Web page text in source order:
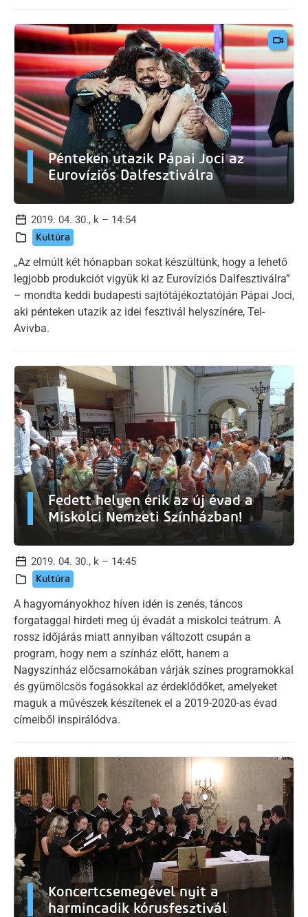
Pénteken utazik Pápai Joci az
Eurovíziós Dalfesztiválra
2019. 04. 30., k – 14:54
Kultúra
„Az elmúlt két hónapban sokat készültünk, hogy a lehető
legjobb produkciót vigyük ki az Eurovíziós Dalfesztiválra”
– mondta keddi budapesti sajtótájékoztatóján Pápai Joci,
aki pénteken utazik az idei fesztivál helyszínére, Tel-
Avivba.
Fedett helyen érik az új évad a
Miskolci Nemzeti Színházban!
2019. 04. 30., k – 14:45
Kultúra
A hagyományokhoz híven idén is zenés, táncos
forgataggal hirdeti meg új évadát a miskolci teátrum. A
rossz időjárás miatt annyiban változott csupán a
program, hogy nem a színház előtt, hanem a
Nagyszínház előcsarnokában várják színes programokkal
és gyümölcsös fogásokkal az érdeklődőket, amelyeket
maguk a művészek készítenek el a 2019-2020-as évad
címeiből inspirálódva.
Koncertcsemegével nyit a
harmincadik kórusfesztivál